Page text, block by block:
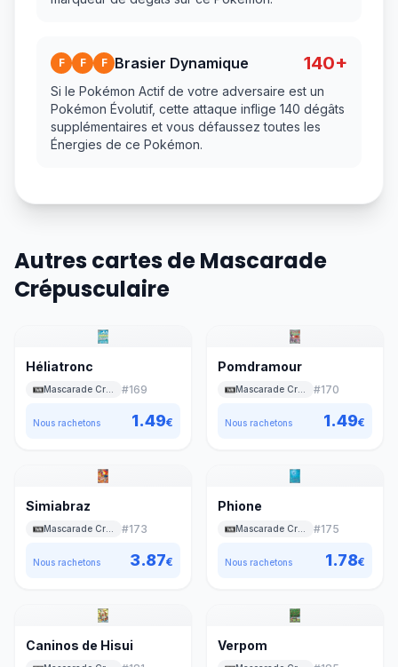
F F F Brasier Dynamique 140+
Si le Pokémon Actif de votre adversaire est un
Pokémon Évolutif, cette attaque inflige 140 dégâts
supplémentaires et vous défaussez toutes les
Énergies de ce Pokémon.
Autres cartes de Mascarade
Crépusculaire
Héliatronc
#169
Nous rachetons 1.49€
Pomdramour
#170
Nous rachetons 1.49€
Simiabraz
#173
Nous rachetons 3.87€
Phione
#175
Nous rachetons 1.78€
Caninos de Hisui Verpom